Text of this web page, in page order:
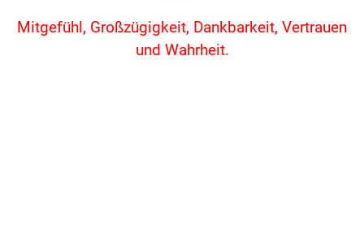
Mitgefühl, Großzügigkeit, Dankbarkeit, Vertrauen
und Wahrheit.